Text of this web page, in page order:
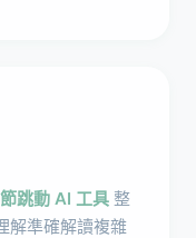
跳動 AI 工具 整
解準確解讀複雜